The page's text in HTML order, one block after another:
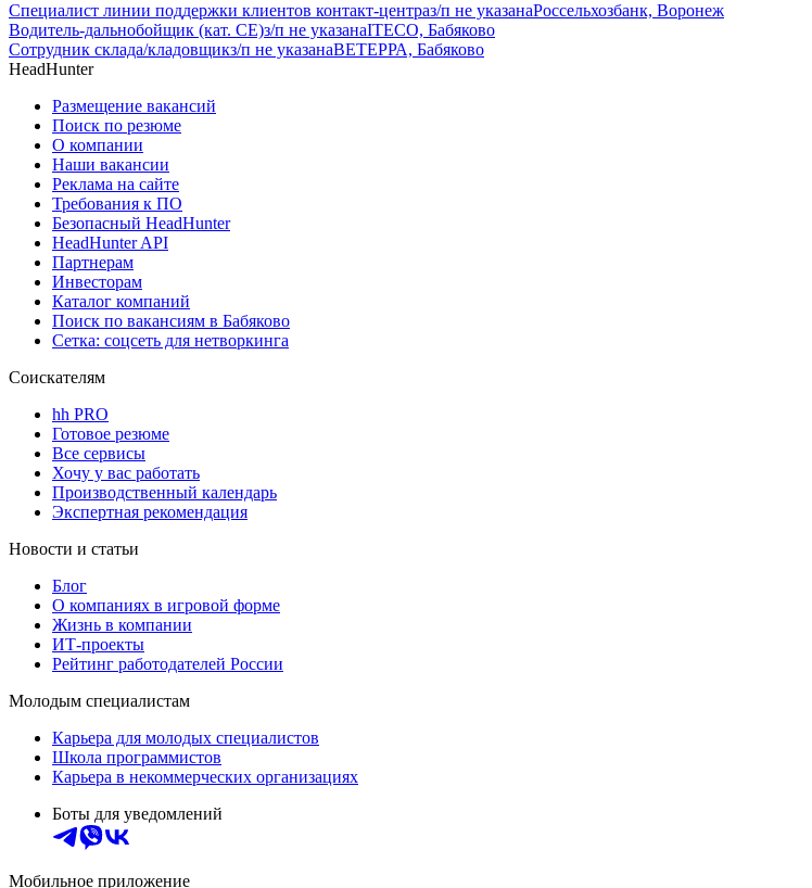
Специалист линии поддержки клиентов контакт-центраз/п не указанаРоссельхозбанк, Воронеж
Водитель-дальнобойщик (кат. CE)з/п не указанаITECO, Бабяково
Сотрудник склада/кладовщикз/п не указанаВЕТЕРРА, Бабяково
HeadHunter
Размещение вакансий
Поиск по резюме
О компании
Наши вакансии
Реклама на сайте
Требования к ПО
Безопасный HeadHunter
HeadHunter API
Партнерам
Инвесторам
Каталог компаний
Поиск по вакансиям в Бабяково
Сетка: соцсеть для нетворкинга
Соискателям
hh PRO
Готовое резюме
Все сервисы
Хочу у вас работать
Производственный календарь
Экспертная рекомендация
Новости и статьи
Блог
О компаниях в игровой форме
Жизнь в компании
ИТ-проекты
Рейтинг работодателей России
Молодым специалистам
Карьера для молодых специалистов
Школа программистов
Карьера в некоммерческих организациях
Боты для уведомлений
Мобильное приложение